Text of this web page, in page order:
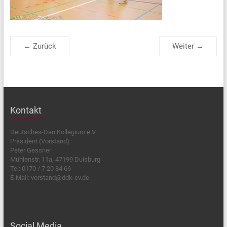
← Zurück Weiter →
Kontakt
Deutsches-Dan Kollegium e.V.
Präsident (Vorstand):
Peter Gessner
Mühlenstr. 11a, 47199 Duisburg
Tel: 0170 / 7 20 84 66
E-Mail: vorstand@ddk-ev.de